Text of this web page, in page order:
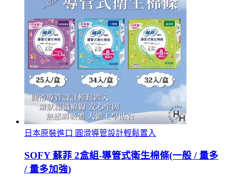
日本原裝進口 圓滑導管設計輕鬆置入
SOFY 蘇菲 2盒組-導管式衛生棉條(一般 / 量多
/ 量多加強)